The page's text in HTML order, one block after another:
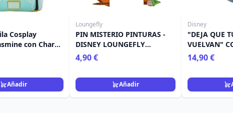
Cosplay
con Charm
- Disney
Añadir
Loungefly
PIN MISTERIO PINTURAS -
DISNEY LOUNGEFLY
RAPUNZEL
4,90 €
Añadir
Disney
"DEJA QUE
VUELVAN"
JASMIN -
14,90 €